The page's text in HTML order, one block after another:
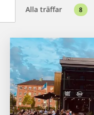
Alla träffar 8